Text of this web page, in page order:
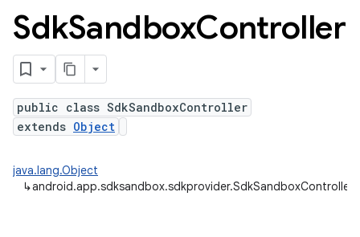
SdkSandboxController
public class SdkSandboxController
extends Object
java.lang.Object
↳android.app.sdksandbox.sdkprovider.SdkSandboxController